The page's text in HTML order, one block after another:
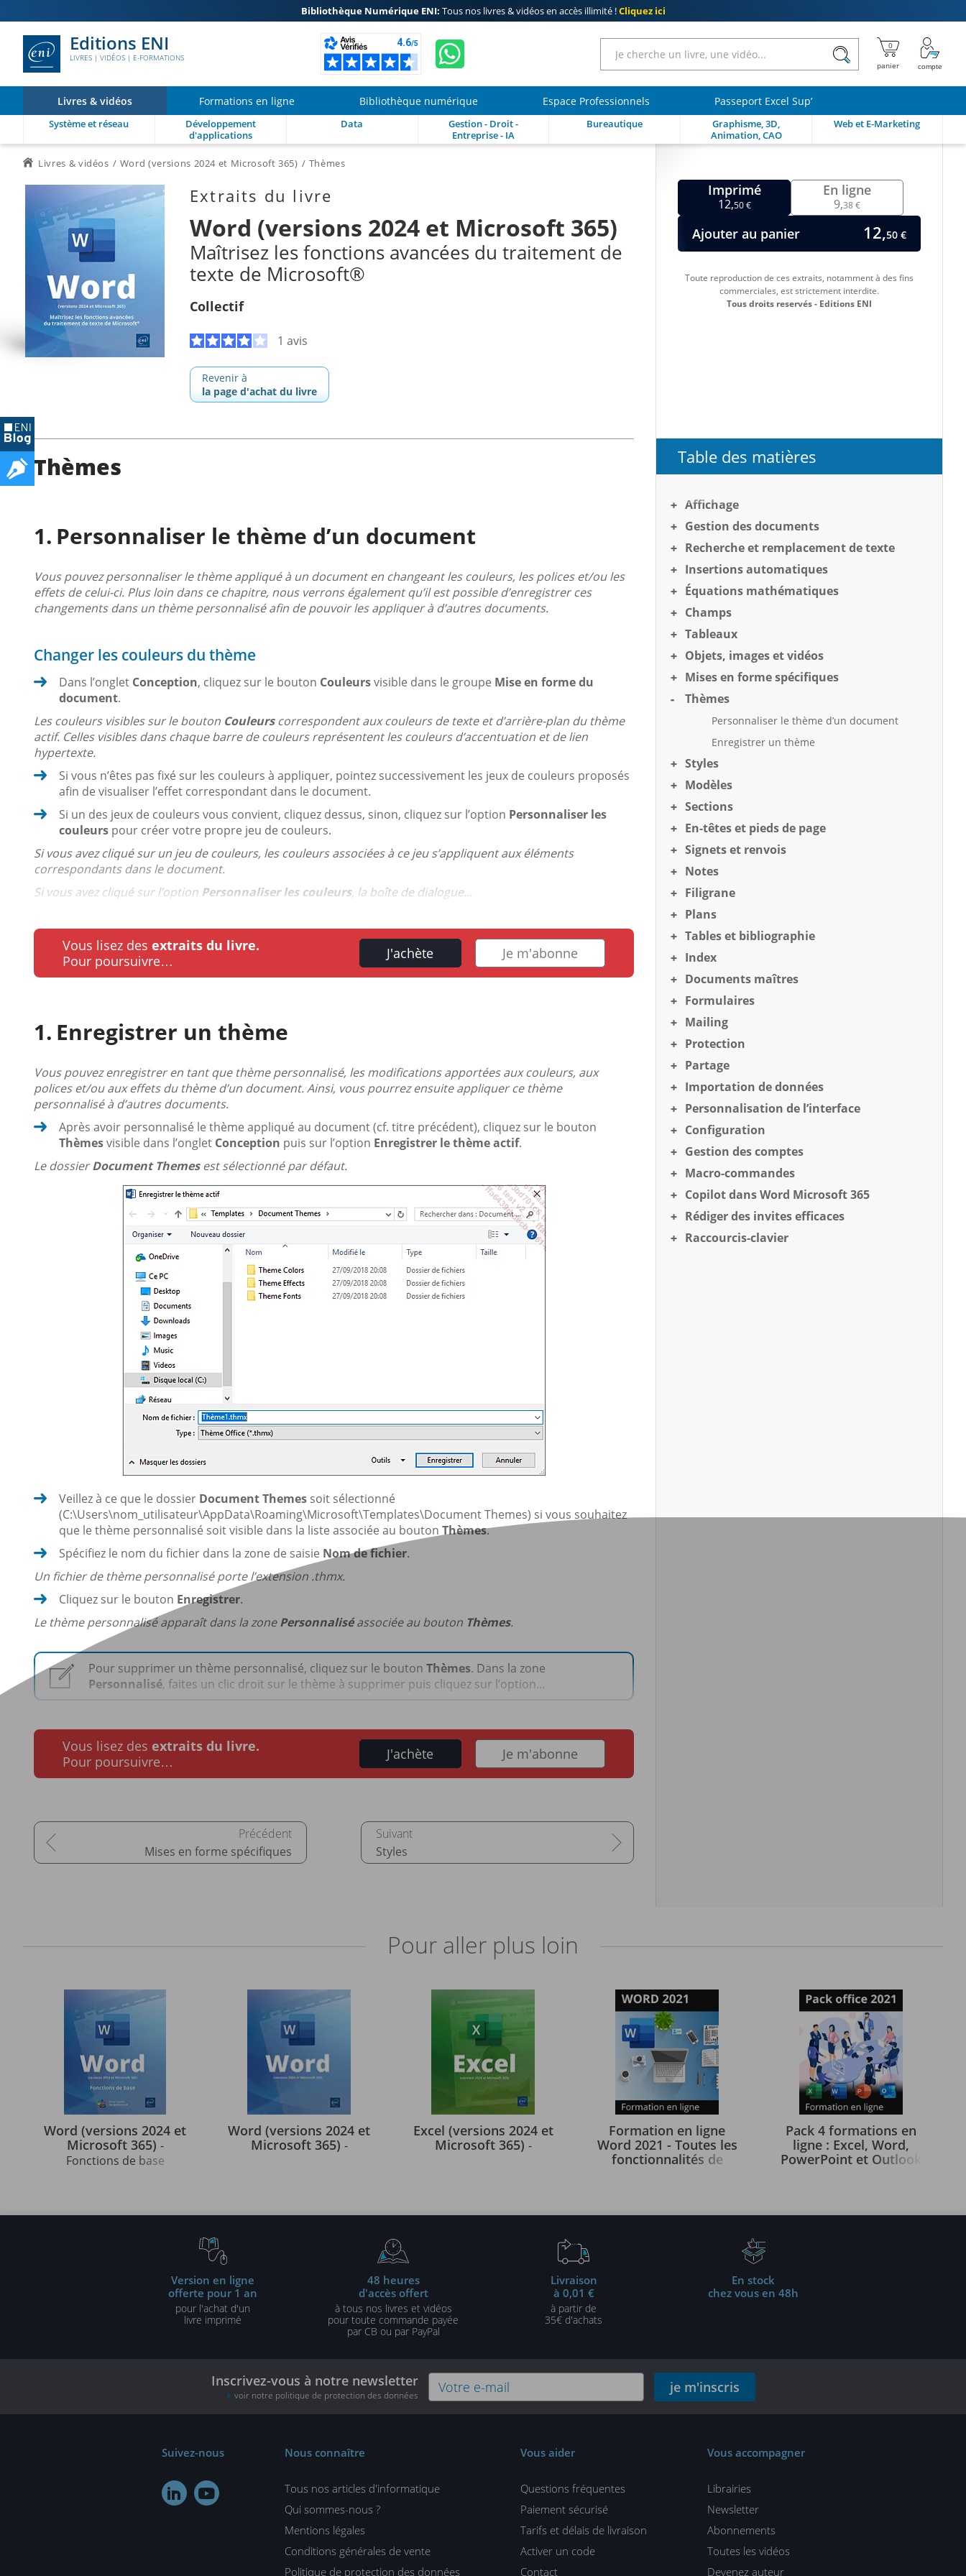
Bibliothèque Numérique ENI: Tous nos livres & vidéos en accès illimité !Cliquez ici
Editions ENI
LIVRES | VIDÉOS | E-FORMATIONS
Livres & vidéos Formations en ligne Bibliothèque numérique Espace Professionnels Passeport Excel Sup’
Système et réseau
Développement
d'applications
Data
Gestion - Droit -
Entreprise - IA
Bureautique
Graphisme, 3D,
Animation, CAO
Web et E-Marketing
Livres & vidéos Word (versions 2024 et Microsoft 365) Thèmes
Extraits du livre
Word (versions 2024 et Microsoft 365)
Maîtrisez les fonctions avancées du traitement de
texte de Microsoft®
Collectif
1 avis
Revenir à
la page d'achat du livre
Imprimé
12,50 €
En ligne
9,38 €
Ajouter au panier 12,50 €
Toute reproduction de ces extraits, notamment à des fins
commerciales, est strictement interdite.
Tous droits reservés - Editions ENI
Thèmes
Personnaliser le thème d’un document
Vous pouvez personnaliser le thème appliqué à un document en changeant les couleurs, les polices et/ou les
effets de celui-ci. Plus loin dans ce chapitre, nous verrons également qu’il est possible d’enregistrer ces
changements dans un thème personnalisé afin de pouvoir les appliquer à d’autres documents.
Changer les couleurs du thème
Dans l’onglet Conception, cliquez sur le bouton Couleursvisible dans le groupe Mise en forme du
document.
Les couleurs visibles sur le bouton Couleurscorrespondent aux couleurs de texte et d’arrière-plan du thème
actif. Celles visibles dans chaque barre de couleurs représentent les couleurs d’accentuation et de lien
hypertexte.
Si vous n’êtes pas fixé sur les couleurs à appliquer, pointez successivement les jeux de couleurs proposés
afin de visualiser l’effet correspondant dans le document.
Si un des jeux de couleurs vous convient, cliquez dessus, sinon, cliquez sur l’option Personnaliser les
couleurs pour créer votre propre jeu de couleurs.
Si vous avez cliqué sur un jeu de couleurs, les couleurs associées à ce jeu s’appliquent aux éléments
correspondants dans le document.
Si vous avez cliqué sur l’option Personnaliser les couleurs, la boîte de dialogue...
Vous lisez des extraits du livre.
Pour poursuivre…
J'achète Je m'abonne
Enregistrer un thème
Vous pouvez enregistrer en tant que thème personnalisé, les modifications apportées aux couleurs, aux
polices et/ou aux effets du thème d’un document. Ainsi, vous pourrez ensuite appliquer ce thème
personnalisé à d’autres documents.
Après avoir personnalisé le thème appliqué au document (cf. titre précédent), cliquez sur le bouton
Thèmesvisible dans l’onglet Conception puis sur l’option Enregistrer le thème actif.
Le dossierDocument Themesest sélectionné par défaut.
Veillez à ce que le dossier Document Themes soit sélectionné
(C:\Users\nom_utilisateur\AppData\Roaming\Microsoft\Templates\Document Themes) si vous souhaitez
que le thème personnalisé soit visible dans la liste associée au bouton Thèmes.
Spécifiez le nom du fichier dans la zone de saisie Nom de fichier.
Un fichier de thème personnalisé porte l’extension .thmx.
Cliquez sur le bouton Enregistrer.
Le thème personnalisé apparaît dans la zonePersonnaliséassociée au bouton Thèmes.
Pour supprimer un thème personnalisé, cliquez sur le bouton Thèmes. Dans la zone
Personnalisé, faites un clic droit sur le thème à supprimer puis cliquez sur l’option...
Vous lisez des extraits du livre.
Pour poursuivre…
J'achète Je m'abonne
Mises en forme spécifiques Styles
Table des matières
Affichage
Gestion des documents
Recherche et remplacement de texte
Insertions automatiques
Équations mathématiques
Champs
Tableaux
Objets, images et vidéos
Mises en forme spécifiques
Thèmes
Personnaliser le thème d’un document
Enregistrer un thème
Styles
Modèles
Sections
En-têtes et pieds de page
Signets et renvois
Notes
Filigrane
Plans
Tables et bibliographie
Index
Documents maîtres
Formulaires
Mailing
Protection
Partage
Importation de données
Personnalisation de l’interface
Configuration
Gestion des comptes
Macro-commandes
Copilot dans Word Microsoft 365
Rédiger des invites efficaces
Raccourcis-clavier
Pour aller plus loin
Word (versions 2024 et
Microsoft 365) -
Fonctions de base
Word (versions 2024 et
Microsoft 365) -
Excel (versions 2024 et
Microsoft 365) -
Formation en ligne
Word 2021 - Toutes les
fonctionnalités de
an, en illimité
Pack 4 formations en
ligne : Excel, Word,
PowerPoint et Outlook
2021 - Valables 1 an, en
Version en ligne
offerte pour 1 an
pour l'achat d'un
livre imprimé
48 heures
d'accès offert
à tous nos livres et vidéos
pour toute commande payée
par CB ou par PayPal
Livraison
à 0,01 €
à partir de
35€ d'achats
En stock
chez vous en 48h
Inscrivez-vous à notre newsletter
voir notre politique de protection des données je m'inscris
Suivez-nous
 
Nous connaître
Tous nos articles d'informatique
Qui sommes-nous ?
Mentions légales
Conditions générales de vente
Politique de protection des données
Vous aider
Questions fréquentes
Paiement sécurisé
Tarifs et délais de livraison
Activer un code
Contact
Vous accompagner
Librairies
Newsletter
Abonnements
Toutes les vidéos
Devenez auteur